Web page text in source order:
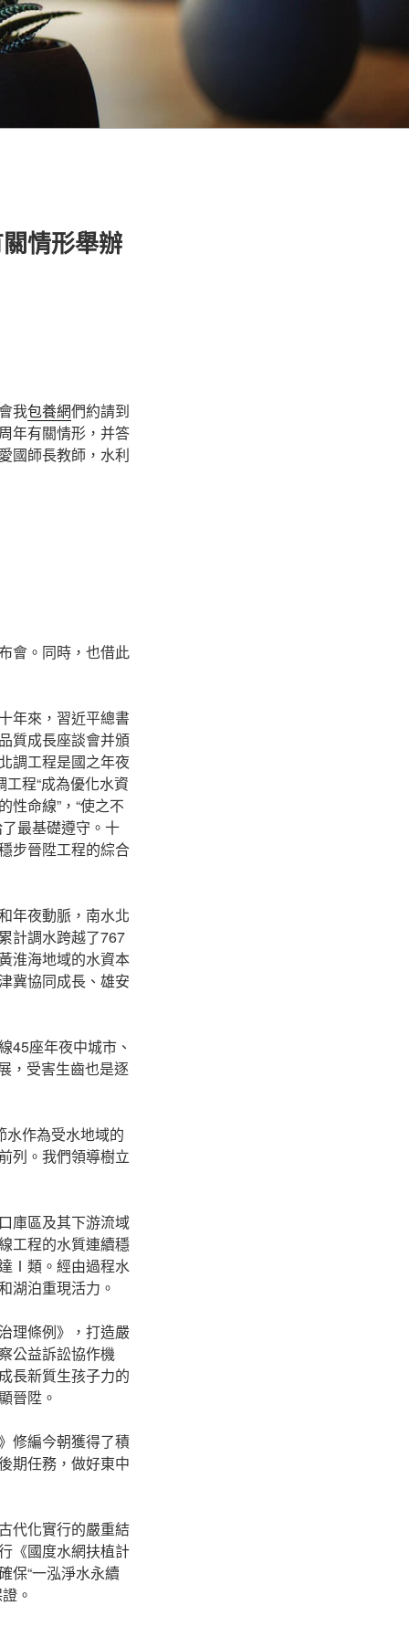
情形舉辦
我包養網們約請到
年有關情形，并答
國師長教師，水利
會。同時，也借此
年來，習近平總書
質成長座談會并頒
調工程是國之年夜
程“成為優化水資
命線”，“使之不
最基礎遵守。十
步晉陞工程的綜合
年夜動脈，南水北
計調水跨越了767
淮海地域的水資本
冀協同成長、雄安
45座年夜中城市、
，受害生齒也是逐
水作為受水地域的
列。我們領導樹立
庫區及其下游流域
工程的水質連續穩
Ⅰ類。經由過程水
湖泊重現活力。
理條例》，打造嚴
公益訴訟協作機
長新質生孩子力的
晉陞。
修編今朝獲得了積
期任務，做好東中
代化實行的嚴重結
《國度水網扶植計
保“一泓淨水永續
。